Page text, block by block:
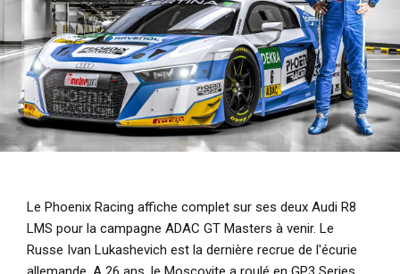
Le Phoenix Racing affiche complet sur ses deux Audi R8
LMS pour la campagne ADAC GT Masters à venir. Le
Russe Ivan Lukashevich est la dernière recrue de l'écurie